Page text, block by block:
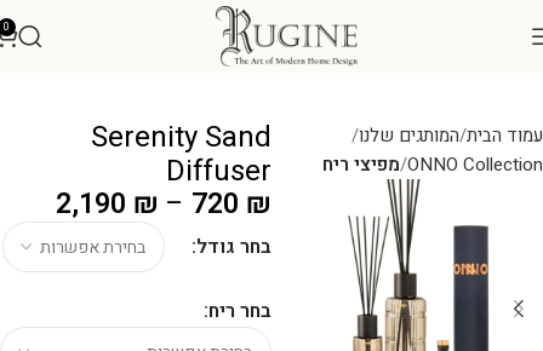
0
עמוד הבית המותגים שלנו
ONNO Collection מפיצי ריח
Serenity Sand
Diffuser
720 ₪
–
2,190 ₪
בחר גודל:
בחר ריח: